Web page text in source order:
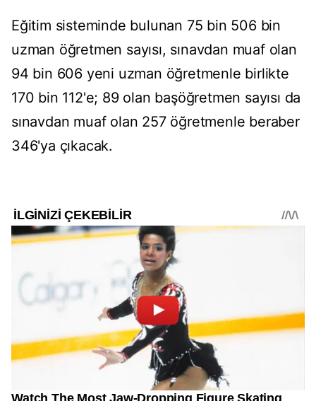
Eğitim sisteminde bulunan 75 bin 506 bin
uzman öğretmen sayısı, sınavdan muaf olan
94 bin 606 yeni uzman öğretmenle birlikte
170 bin 112'e; 89 olan başöğretmen sayısı da
sınavdan muaf olan 257 öğretmenle beraber
346'ya çıkacak.